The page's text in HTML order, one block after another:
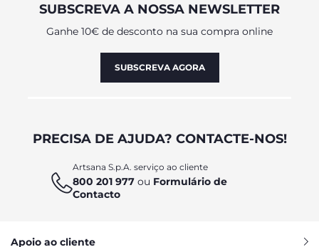
SUBSCREVA A NOSSA NEWSLETTER
Ganhe 10€ de desconto na sua compra online
SUBSCREVA AGORA
PRECISA DE AJUDA? CONTACTE-NOS!
Artsana S.p.A. serviço ao cliente
800 201 977 ou Formulário de
Contacto
Apoio ao cliente